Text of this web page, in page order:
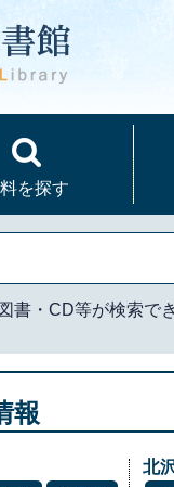
を探す
書・CD等が検索で
報
北